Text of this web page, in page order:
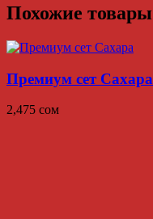
Похожие товары
Премиум сет Сахара
2,475 сом